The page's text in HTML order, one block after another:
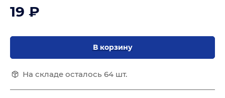
19 ₽
В корзину
На складе осталось 64 шт.